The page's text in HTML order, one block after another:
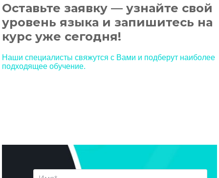
Оставьте заявку — узнайте свой
уровень языка и запишитесь на
курс уже сегодня!
Наши специалисты свяжутся с Вами и подберут наиболее
подходящее обучение.